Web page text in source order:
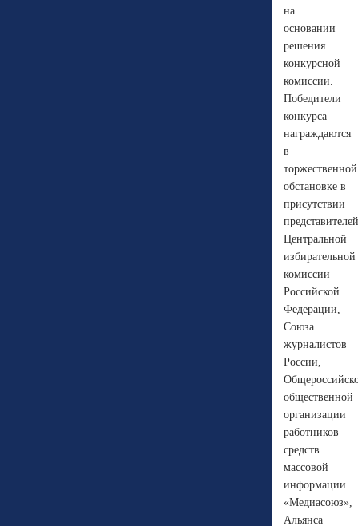
на
основании
решения
конкурсной
комиссии.
Победители
конкурса
награждаются
в
торжественной
обстановке в
присутствии
представителей
Центральной
избирательной
комиссии
Российской
Федерации,
Союза
журналистов
России,
общественной
организации
работников
средств
массовой
информации
«Медиасоюз»,
Альянса